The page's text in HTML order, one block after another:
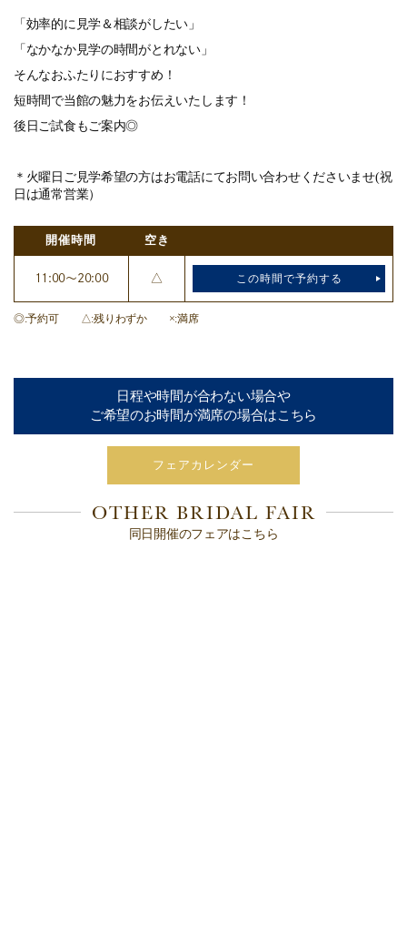
「効率的に見学＆相談がしたい」
「なかなか見学の時間がとれない」
そんなおふたりにおすすめ！
短時間で当館の魅力をお伝えいたします！
後日ご試食もご案内◎
＊火曜日ご見学希望の方はお電話にてお問い合わせくださいませ(祝
日は通常営業）
開催時間 空き
11:00～20:00 △ この時間で予約する
◎予約可 △ 残りわずか × 満席
日程や時間が合わない場合や
ご希望のお時間が満席の場合はこちら
フェアカレンダー
OTHER BRIDAL FAIR
同日開催のフェアはこちら